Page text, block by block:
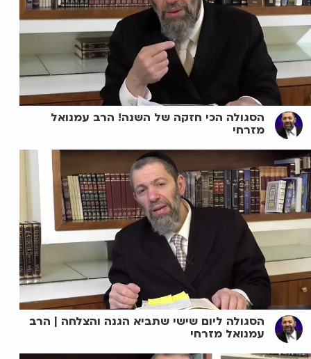
הסגולה הכי חזקה של השנה! הרב עמנואל
מזרחי
הסגולה ליום שישי שתביא הגנה והצלחה | הרב
עמנואל מזרחי